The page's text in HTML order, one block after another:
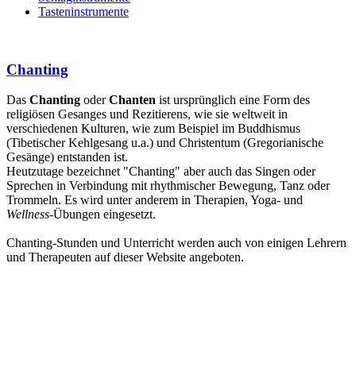
Tasteninstrumente
Chanting
Das Chanting oderChanten ist ursprünglich eine Form des
religiösen Gesanges und Rezitierens, wie sie weltweit in
verschiedenen Kulturen, wie zum Beispiel im Buddhismus
(Tibetischer Kehlgesang u.a.) und Christentum (Gregorianische
Gesänge) entstanden ist.
Heutzutage bezeichnet "Chanting" aber auch das Singen oder
Sprechen in Verbindung mit rhythmischer Bewegung, Tanz oder
Trommeln. Es wird unter anderem in Therapien, Yoga- und
Wellness-Übungen eingesetzt.
Chanting-Stunden und Unterricht werden auch von einigen Lehrern
und Therapeuten auf dieser Website angeboten.